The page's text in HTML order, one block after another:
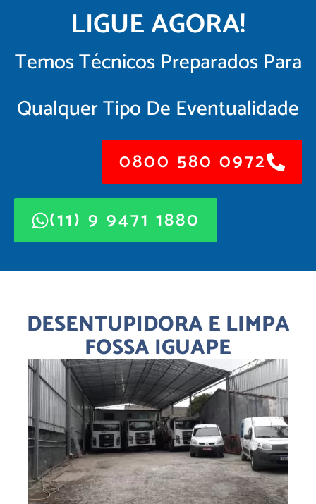
LIGUE AGORA!
Temos Técnicos Preparados Para
Qualquer Tipo De Eventualidade
0800 580 0972
(11) 9 9471 1880
DESENTUPIDORA E LIMPA
FOSSA IGUAPE